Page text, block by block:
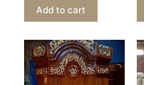
Add to cart